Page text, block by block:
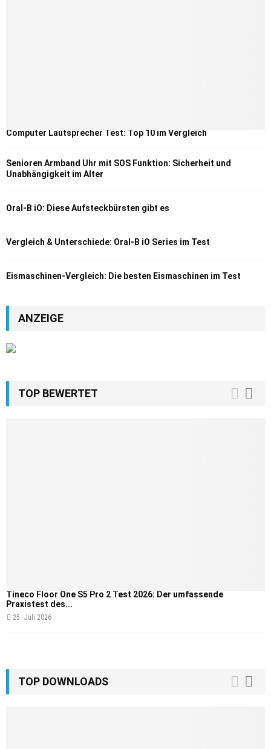
Computer Lautsprecher Test: Top 10 im Vergleich
Senioren Armband Uhr mit SOS Funktion: Sicherheit und
Unabhängigkeit im Alter
Oral-B iO: Diese Aufsteckbürsten gibt es
Vergleich & Unterschiede: Oral-B iO Series im Test
Eismaschinen-Vergleich: Die besten Eismaschinen im Test
ANZEIGE
TOP BEWERTET
Tineco Floor One S5 Pro 2 Test 2026: Der umfassende
Praxistest des...
25. Juli 2026
TOP DOWNLOADS